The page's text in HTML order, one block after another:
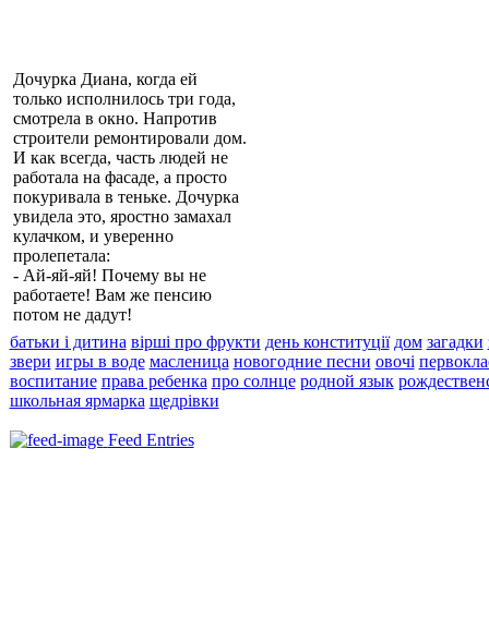
Дочурка Диана, когда ей
только исполнилось три года,
смотрела в окно. Напротив
строители ремонтировали дом.
И как всегда, часть людей не
работала на фасаде, а просто
покуривала в теньке. Дочурка
увидела это, яростно замахал
кулачком, и уверенно
пролепетала:
- Ай-яй-яй! Почему вы не
работаете! Вам же пенсию
потом не дадут!
батьки і дитина вірші про фрукти день конституції дом загадки
звери игры в воде масленица новогодние песни овочі
воспитание права ребенка про солнце родной язык
школьная ярмарка щедрівки
Feed Entries